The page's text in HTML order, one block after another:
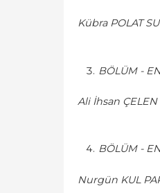
Kübra POLAT
BÖLÜM -
Ali İhsan ÇELEN
BÖLÜM -
Nurgün KUL